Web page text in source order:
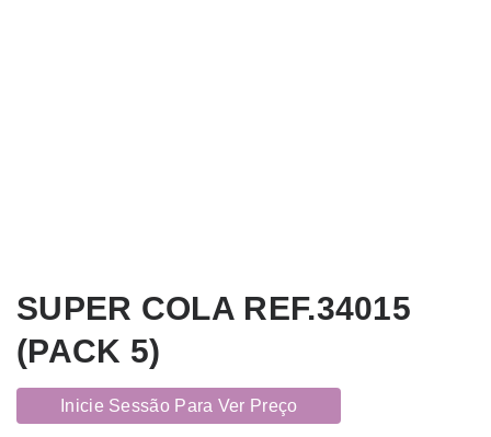
SUPER COLA REF.34015
(PACK 5)
Inicie Sessão Para Ver Preço